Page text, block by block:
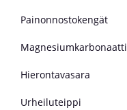
Painonnostokengät
Magnesiumkarbonaatti
Hierontavasara
Urheiluteippi